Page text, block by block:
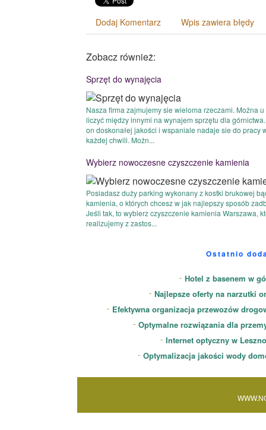
Dodaj Komentarz Wpis zawiera błędy
Zobacz również:
Sprzęt do wynajęcia
Nasza firma zajmujemy sie wieloma rzeczami. Można u
liczyć między innymi na wynajem sprzętu dla
on doskonałej jakości i wspaniale nadaje sie do pracy
każdej chwili. Możn...
Wybierz nowoczesne czyszczenie kamienia
Posiadasz duży parking wykonany z kostki brukowej
kamienia, o których chcesz w jak najlepszy sposób
Jeśli tak, to wybierz czyszczenie kamienia Warszawa,
realizujemy z zastos...
Ostatnio
Hotel z basenem w
Najlepsze oferty na narzutki
Efektywna organizacja przewozów
Optymalne rozwiązania dla
Internet optyczny w
Optymalizacja jakości wody